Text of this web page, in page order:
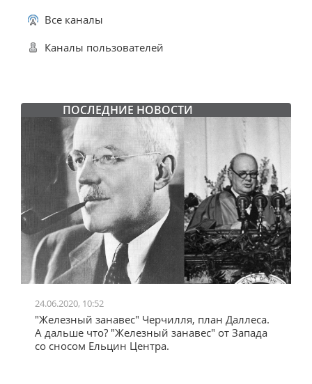
Все каналы
Каналы пользователей
ПОСЛЕДНИЕ НОВОСТИ
24.06.2020, 10:52
"Железный занавес" Черчилля, план Даллеса.
А дальше что? "Железный занавес" от Запада
со сносом Ельцин Центра.